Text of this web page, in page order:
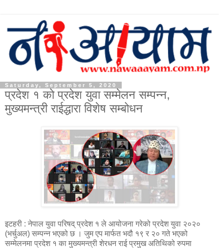
Saturday, September 5, 2020
प्रदेश १ को प्रदेश युवा सम्मेलन सम्पन्न,
मुख्यमन्त्री राईद्धारा विशेष सम्बोधन
इटहरी : नेपाल युवा परिषद् प्रदेश १ ले आयोजना गरेको प्रदेश युवा २०२०
(भर्चुअल) सम्पन्न भएको छ । जुम एप मार्फत भदौ १९ र २० गते भएको
सम्मेलनमा प्रदेश १ का मुख्यमन्त्री शेरधन राई प्रमुख अतिथिको रुपमा